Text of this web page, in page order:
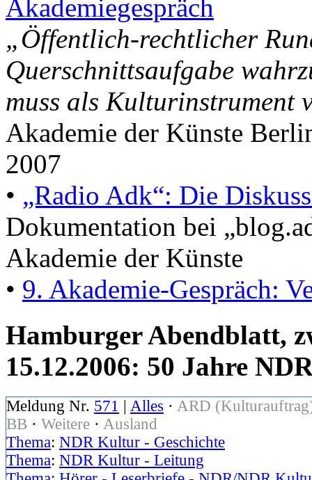
Akademiegespräch
„Öffentlich-rechtlicher
Querschnittsaufgabe
muss als Kulturinstrument
Akademie der Künste
2007
• „Radio Adk“: Die
Dokumentation bei
Akademie der Künste
• 9. Akademie-Gespräch:
Hamburger Abendblatt,
15.12.2006: 50 Jahre
Meldung Nr. 571 | Alles · ARD
BB · Weitere · Ausland
Thema: NDR Kultur - Geschichte
Thema: NDR Kultur - Leitung